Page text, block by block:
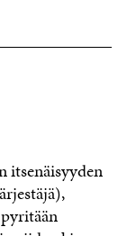
itsenäisyyden